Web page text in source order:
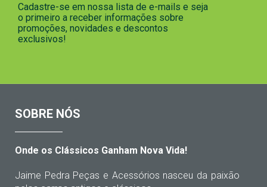
Cadastre-se em nossa lista de e-mails e seja
o primeiro a receber informações sobre
promoções, novidades e descontos
exclusivos!
SOBRE NÓS
Onde os Clássicos Ganham Nova Vida!
Jaime Pedra Peças e Acessórios nasceu da paixão